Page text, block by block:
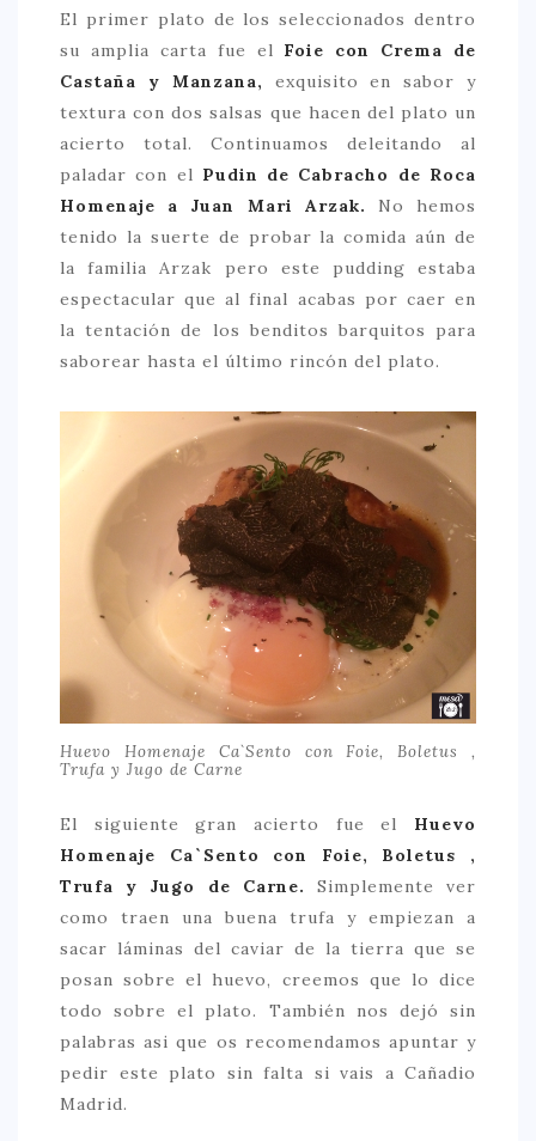
El primer plato de los seleccionados dentro
su amplia carta fue el Foie con Crema de
Castaña y Manzana, exquisito en sabor y
textura con dos salsas que hacen del plato un
acierto total. Continuamos deleitando al
paladar con el Pudin de Cabracho de Roca
Homenaje a Juan Mari Arzak. No hemos
tenido la suerte de probar la comida aún de
la familia Arzak pero este pudding estaba
espectacular que al final acabas por caer en
la tentación de los benditos barquitos para
saborear hasta el último rincón del plato.
Huevo Homenaje Ca`Sento con Foie, Boletus ,
Trufa y Jugo de Carne
El siguiente gran acierto fue el Huevo
Homenaje Ca`Sento con Foie, Boletus ,
Trufa y Jugo de Carne. Simplemente ver
como traen una buena trufa y empiezan a
sacar láminas del caviar de la tierra que se
posan sobre el huevo, creemos que lo dice
todo sobre el plato. También nos dejó sin
palabras asi que os recomendamos apuntar y
pedir este plato sin falta si vais a Cañadio
Madrid.